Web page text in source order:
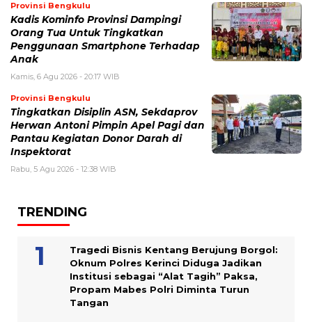
Provinsi Bengkulu
Kadis Kominfo Provinsi Dampingi
Orang Tua Untuk Tingkatkan
Penggunaan Smartphone Terhadap
Anak
Kamis, 6 Agu 2026 - 20:17 WIB
Provinsi Bengkulu
Tingkatkan Disiplin ASN, Sekdaprov
Herwan Antoni Pimpin Apel Pagi dan
Pantau Kegiatan Donor Darah di
Inspektorat
Rabu, 5 Agu 2026 - 12:38 WIB
TRENDING
Tragedi Bisnis Kentang Berujung Borgol:
Oknum Polres Kerinci Diduga Jadikan
Institusi sebagai “Alat Tagih” Paksa,
Propam Mabes Polri Diminta Turun
Tangan